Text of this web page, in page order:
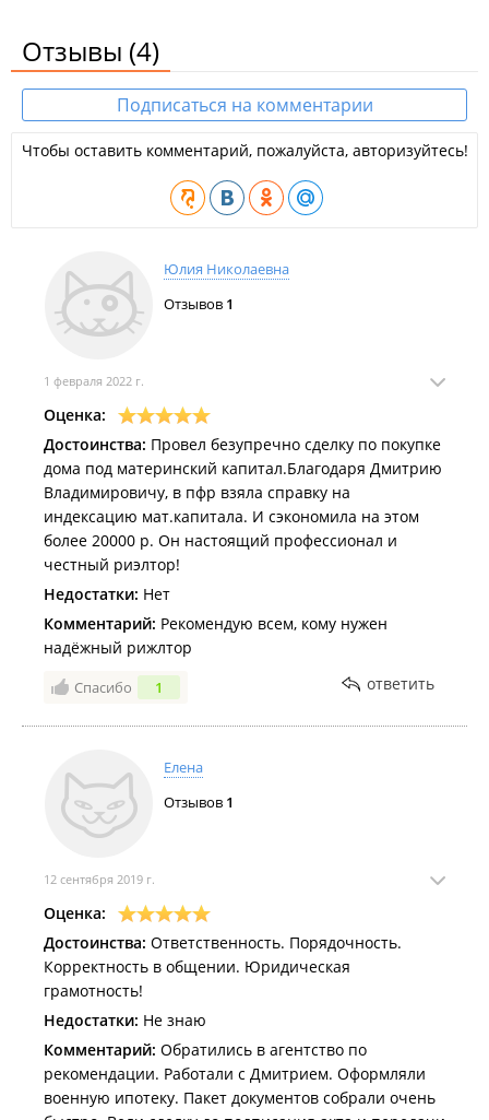
Отзывы (4)
Подписаться на комментарии
Чтобы оставить комментарий, пожалуйста, авторизуйтесь!
Юлия Николаевна
Отзывов 1
1 февраля 2022 г.
Оценка:
Достоинства: Провел безупречно сделку по покупке
дома под материнский капитал.Благодаря Дмитрию
Владимировичу, в пфр взяла справку на
индексацию мат.капитала. И сэкономила на этом
более 20000 р. Он настоящий профессионал и
честный риэлтор!
Недостатки: Нет
Комментарий: Рекомендую всем, кому нужен
надёжный рижлтор
Спасибо 1 ответить
Елена
Отзывов 1
12 сентября 2019 г.
Оценка:
Достоинства: Ответственность. Порядочность.
Корректность в общении. Юридическая
грамотность!
Недостатки: Не знаю
Комментарий: Обратились в агентство по
рекомендации. Работали с Дмитрием. Оформляли
военную ипотеку. Пакет документов собрали очень